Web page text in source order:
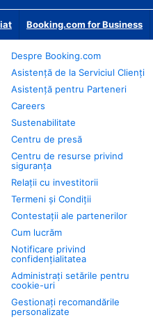
Booking.com for Business
Despre Booking.com
Asistență de la Serviciul Clienți
Asistență pentru Parteneri
Careers
Sustenabilitate
Centru de presă
Centru de resurse privind
siguranța
Relații cu investitorii
Termeni și Condiții
Contestații ale partenerilor
Cum lucrăm
Notificare privind
confidențialitatea
Administrați setările pentru
cookie-uri
Gestionați recomandările
personalizate